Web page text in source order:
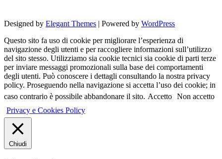
Designed by Elegant Themes | Powered by WordPress
Questo sito fa uso di cookie per migliorare l’esperienza di
navigazione degli utenti e per raccogliere informazioni sull’utilizzo
del sito stesso. Utilizziamo sia cookie tecnici sia cookie di parti terze
per inviare messaggi promozionali sulla base dei comportamenti
degli utenti. Può conoscere i dettagli consultando la nostra privacy
policy. Proseguendo nella navigazione si accetta l’uso dei cookie; in
caso contrario è possibile abbandonare il sito. Accetto Non accetto
Privacy e Cookies Policy
Chiudi